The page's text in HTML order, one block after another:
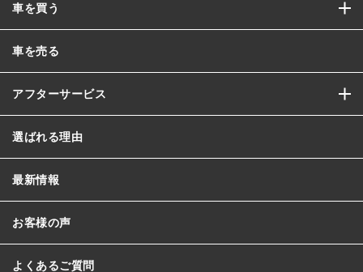
車を買う
車を売る
アフターサービス
選ばれる理由
最新情報
お客様の声
よくあるご質問